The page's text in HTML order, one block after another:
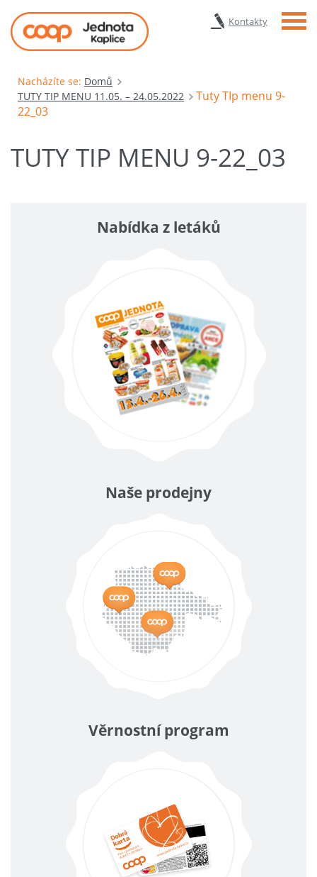
Kontakty Menu
Nacházíte se: Domů
TUTY TIP MENU 11.05. – 24.05.2022
Tuty TIp menu 9-
22_03
TUTY TIP MENU 9-22_03
Nabídka z letáků
Naše prodejny
Věrnostní program